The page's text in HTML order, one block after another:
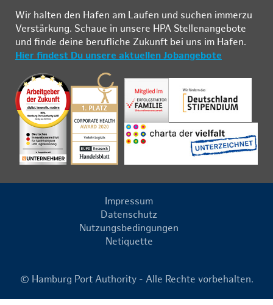
Wir hal­ten den Ha­fen am Lau­fen und su­chen im­mer­zu
Ver­stär­kung. Schau­e in un­se­re HPA Stel­len­an­ge­bo­te
und fin­de deine be­ruf­li­che Zu­kunft bei uns im Ha­fen.
Hier findest Du unsere aktuellen Jobangebote
Impressum
Datenschutz
Nutzungsbedingungen
Netiquette
© Hamburg Port Authority - Alle Rechte vorbehalten.